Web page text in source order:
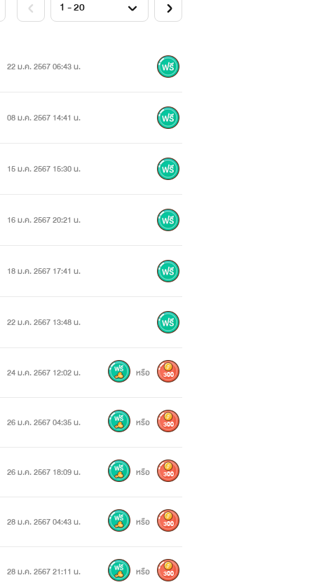
22 ม.ค. 2567 06:43 น.
08 ม.ค. 2567 14:41 น.
15 ม.ค. 2567 15:30 น.
16 ม.ค. 2567 20:21 น.
18 ม.ค. 2567 17:41 น.
22 ม.ค. 2567 13:48 น.
24 ม.ค. 2567 12:02 น. หรือ 300
26 ม.ค. 2567 04:35 น. หรือ 300
26 ม.ค. 2567 18:09 น. หรือ 300
28 ม.ค. 2567 04:43 น. หรือ 300
28 ม.ค. 2567 21:11 น. หรือ 300